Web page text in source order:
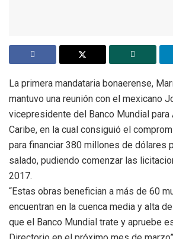
La primera mandataria bonaerense,
mantuvo una reunión con el mexicano
vicepresidente del Banco Mundial para
Caribe, en la cual consiguió el
para financiar 380 millones de dólares
salado, pudiendo comenzar las
2017.
“Estas obras benefician a más de 60
encuentran en la cuenca media y alta
que el Banco Mundial trate y apruebe